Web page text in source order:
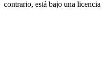
contrario, está bajo una licencia